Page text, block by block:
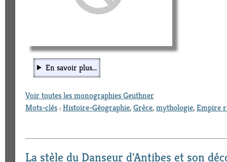
En savoir plus...
Voir toutes les monographies Geuthner
Mots-clés:Histoire-Géographie,Grèce,mythologie,Empire
La stèle du Danseur d'Antibes et son